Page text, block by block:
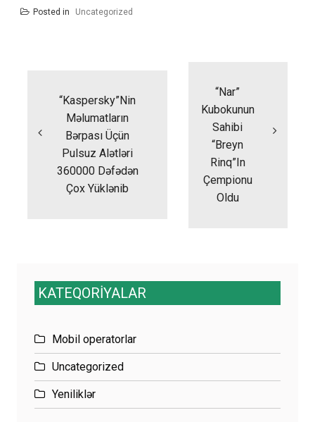
Posted in Uncategorized
“Kaspersky”nin
Məlumatların
Bərpası Üçün
Pulsuz Alətləri
360000 Dəfədən
Çox Yüklənib
“Nar”
Kubokunun
Sahibi
“Breyn
Rinq”in
Çempionu
Oldu
KATEQORİYALAR
Mobil operatorlar
Uncategorized
Yeniliklər